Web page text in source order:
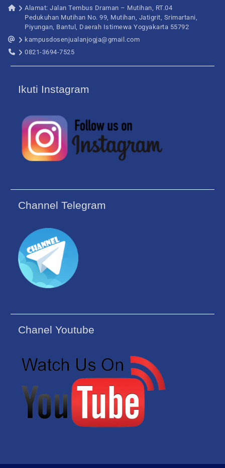
Alamat: Jalan Tembus Draman – Mutihan, RT.04
Pedukuhan Mutihan No. 99, Mutihan, Jatigrit, Srimartani,
Piyungan, Bantul, Daerah Istimewa Yogyakarta 55792
kampusdosenjualanjogja@gmail.com
0821-3694-7525
Ikuti Instagram
Channel Telegram
Chanel Youtube